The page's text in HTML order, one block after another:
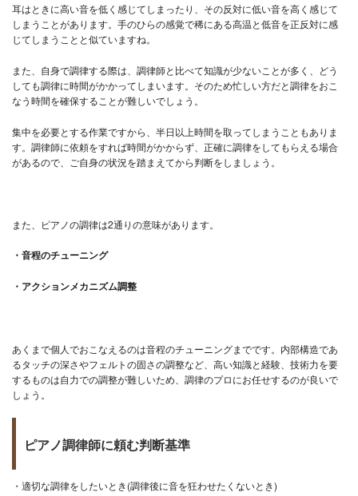
耳はときに高い音を低く感じてしまったり、その反対に低い音を高く感じて
しまうことがあります。手のひらの感覚で稀にある高温と低音を正反対に感
じてしまうことと似ていますね。
また、自身で調律する際は、調律師と比べて知識が少ないことが多く、どう
しても調律に時間がかかってしまいます。そのため忙しい方だと調律をおこ
なう時間を確保することが難しいでしょう。
集中を必要とする作業ですから、半日以上時間を取ってしまうこともありま
す。調律師に依頼をすれば時間がかからず、正確に調律をしてもらえる場合
があるので、ご自身の状況を踏まえてから判断をしましょう。
また、ピアノの調律は2通りの意味があります。
・音程のチューニング
・アクションメカニズム調整
あくまで個人でおこなえるのは音程のチューニングまでです。内部構造であ
るタッチの深さやフェルトの固さの調整など、高い知識と経験、技術力を要
するものは自力での調整が難しいため、調律のプロにお任せするのが良いで
しょう。
ピアノ調律師に頼む判断基準
・適切な調律をしたいとき(調律後に音を狂わせたくないとき)